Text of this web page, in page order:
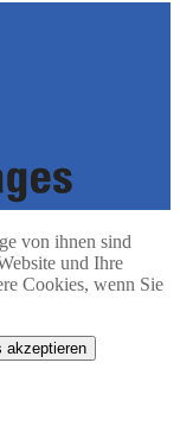
von ihnen sind
und Ihre
Cookies, wenn Sie
akzeptieren